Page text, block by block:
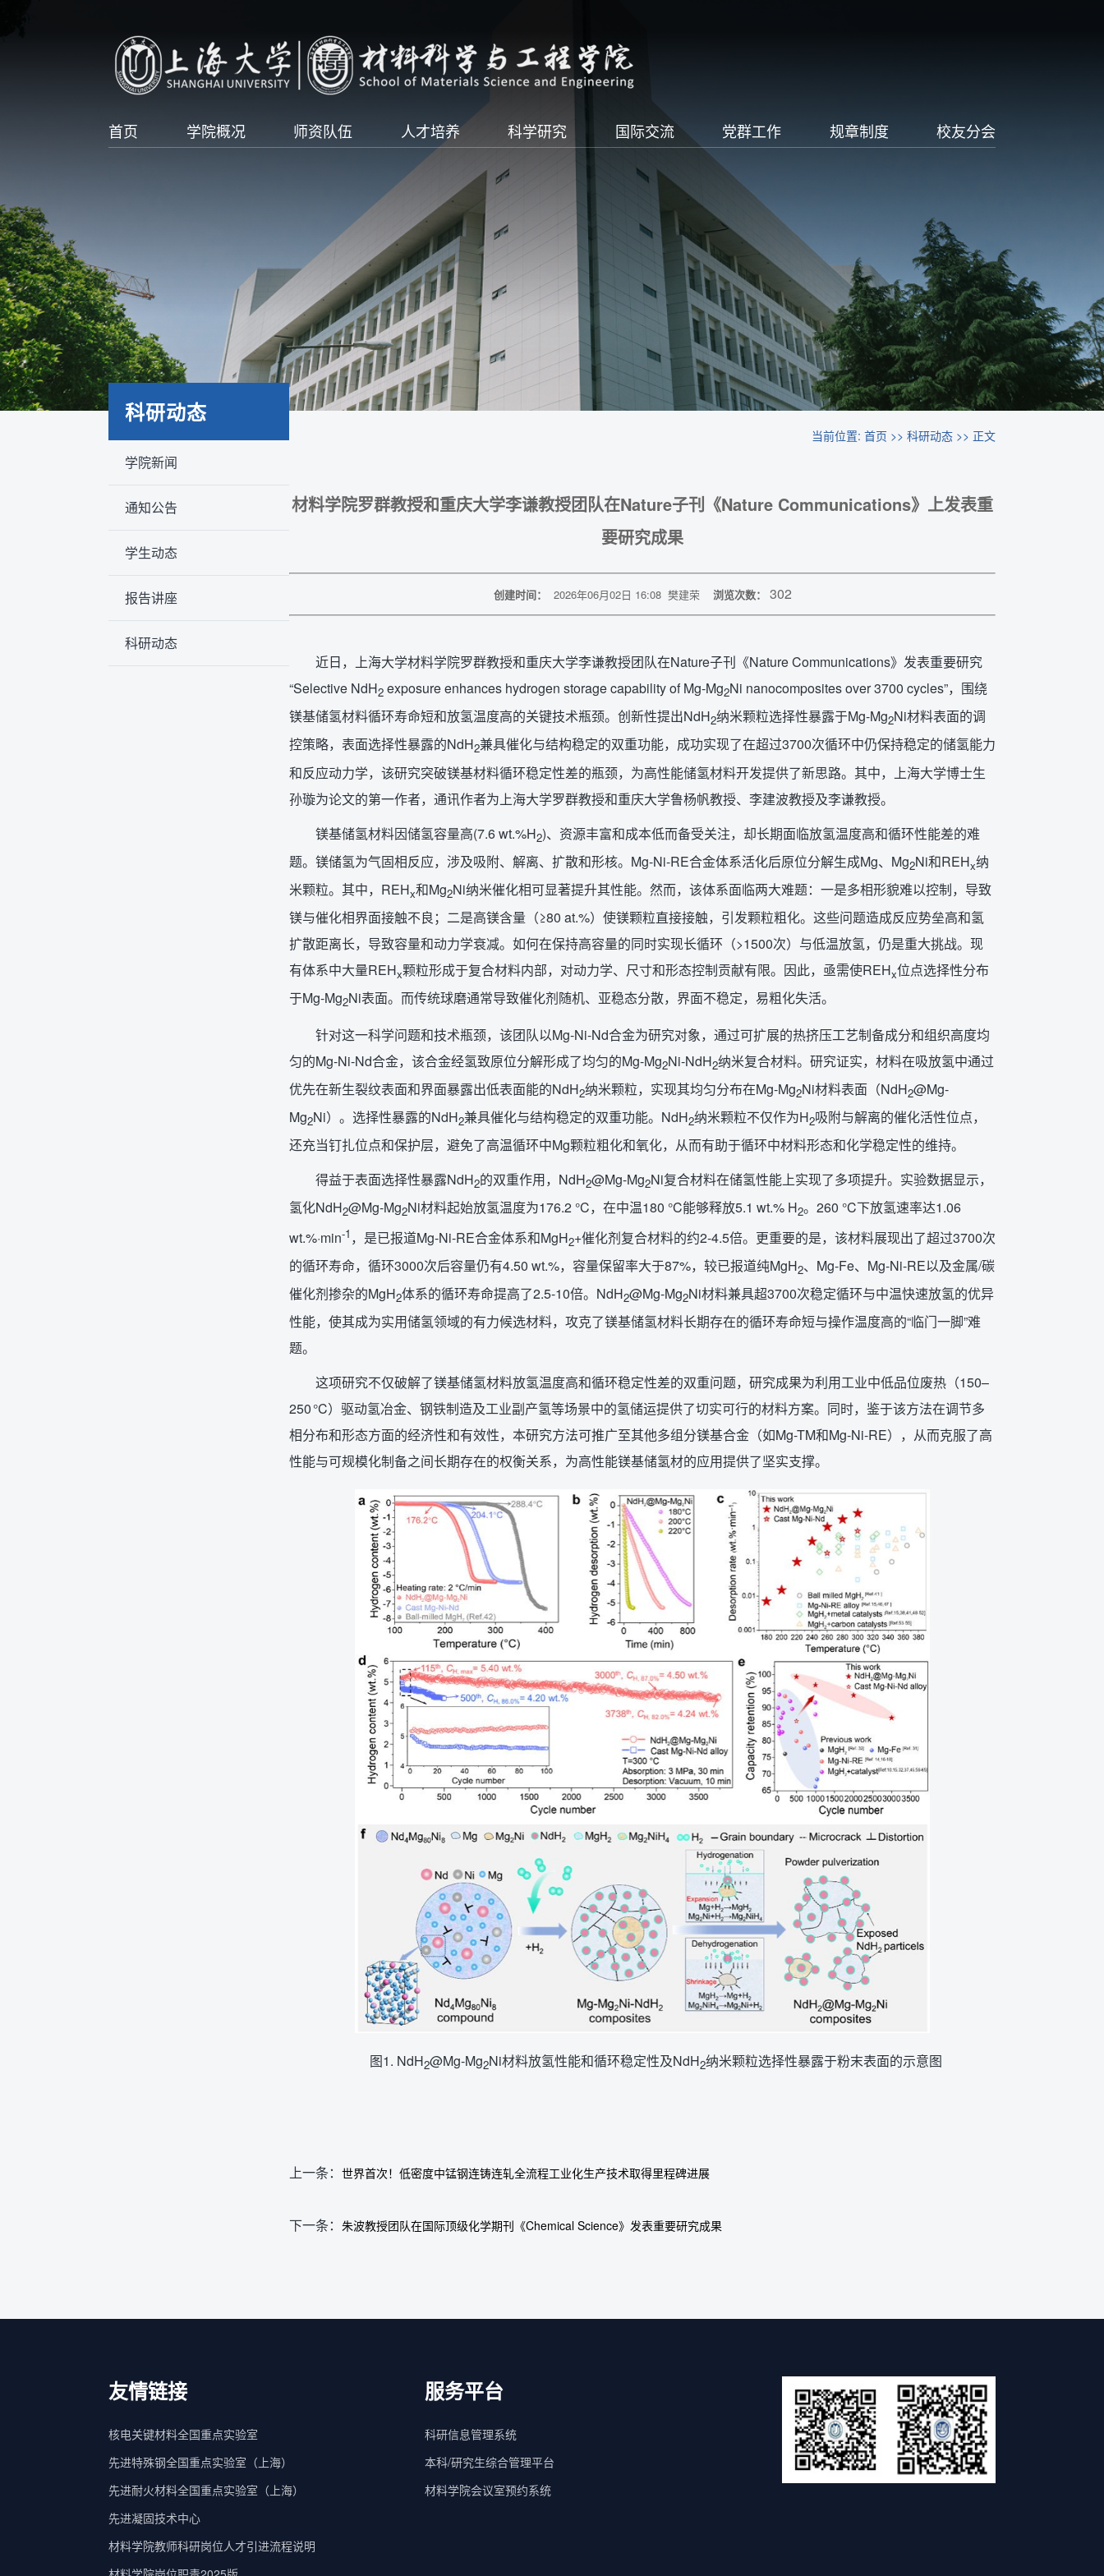
首页 学院概况 师资队伍 人才培养 科学研究 国际交流 党群工作 规章制度 校友分会
科研动态
学院新闻
通知公告
学生动态
报告讲座
科研动态
当前位置: 首页 >> 科研动态 >> 正文
材料学院罗群教授和重庆大学李谦教授团队在Nature子刊《Nature Communications》上发表重
要研究成果
创建时间： 2026年06月02日 16:08 樊建荣 浏览次数： 302
近日，上海大学材料学院罗群教授和重庆大学李谦教授团队在Nature子刊《Nature Communications》发表重要研究
“Selective NdH2 exposure enhances hydrogen storage capability of Mg-Mg2Ni nanocomposites over 3700 cycles”，围绕
镁基储氢材料循环寿命短和放氢温度高的关键技术瓶颈。创新性提出NdH2纳米颗粒选择性暴露于Mg-Mg2Ni材料表面的调
控策略，表面选择性暴露的NdH2兼具催化与结构稳定的双重功能，成功实现了在超过3700次循环中仍保持稳定的储氢能力
和反应动力学，该研究突破镁基材料循环稳定性差的瓶颈，为高性能储氢材料开发提供了新思路。其中，上海大学博士生
孙璇为论文的第一作者，通讯作者为上海大学罗群教授和重庆大学鲁杨帆教授、李建波教授及李谦教授。
镁基储氢材料因储氢容量高(7.6 wt.%H2)、资源丰富和成本低而备受关注，却长期面临放氢温度高和循环性能差的难
题。镁储氢为气固相反应，涉及吸附、解离、扩散和形核。Mg-Ni-RE合金体系活化后原位分解生成Mg、Mg2Ni和REHx纳
米颗粒。其中，REHx和Mg2Ni纳米催化相可显著提升其性能。然而，该体系面临两大难题：一是多相形貌难以控制，导致
镁与催化相界面接触不良；二是高镁含量（≥80 at.%）使镁颗粒直接接触，引发颗粒粗化。这些问题造成反应势垒高和氢
扩散距离长，导致容量和动力学衰减。如何在保持高容量的同时实现长循环（>1500次）与低温放氢，仍是重大挑战。现
有体系中大量REHx颗粒形成于复合材料内部，对动力学、尺寸和形态控制贡献有限。因此，亟需使REHx位点选择性分布
于Mg-Mg2Ni表面。而传统球磨通常导致催化剂随机、亚稳态分散，界面不稳定，易粗化失活。
针对这一科学问题和技术瓶颈，该团队以Mg-Ni-Nd合金为研究对象，通过可扩展的热挤压工艺制备成分和组织高度均
匀的Mg-Ni-Nd合金，该合金经氢致原位分解形成了均匀的Mg-Mg2Ni-NdH2纳米复合材料。研究证实，材料在吸放氢中通过
优先在新生裂纹表面和界面暴露出低表面能的NdH2纳米颗粒，实现其均匀分布在Mg-Mg2Ni材料表面（NdH2@Mg-
Mg2Ni）。选择性暴露的NdH2兼具催化与结构稳定的双重功能。NdH2纳米颗粒不仅作为H2吸附与解离的催化活性位点，
还充当钉扎位点和保护层，避免了高温循环中Mg颗粒粗化和氧化，从而有助于循环中材料形态和化学稳定性的维持。
得益于表面选择性暴露NdH2的双重作用，NdH2@Mg-Mg2Ni复合材料在储氢性能上实现了多项提升。实验数据显示，
氢化NdH2@Mg-Mg2Ni材料起始放氢温度为176.2 °C，在中温180 °C能够释放5.1 wt.% H2。260 °C下放氢速率达1.06
wt.%·min-1 ，是已报道Mg-Ni-RE合金体系和MgH2+催化剂复合材料的约2-4.5倍。更重要的是，该材料展现出了超过3700次
的循环寿命，循环3000次后容量仍有4.50 wt.%，容量保留率大于87%，较已报道纯MgH2、Mg-Fe、Mg-Ni-RE以及金属/碳
催化剂掺杂的MgH2体系的循环寿命提高了2.5-10倍。NdH2@Mg-Mg2Ni材料兼具超3700次稳定循环与中温快速放氢的优异
性能，使其成为实用储氢领域的有力候选材料，攻克了镁基储氢材料长期存在的循环寿命短与操作温度高的“临门一脚”难
题。
这项研究不仅破解了镁基储氢材料放氢温度高和循环稳定性差的双重问题，研究成果为利用工业中低品位废热（150–
250 °C）驱动氢冶金、钢铁制造及工业副产氢等场景中的氢储运提供了切实可行的材料方案。同时，鉴于该方法在调节多
相分布和形态方面的经济性和有效性，本研究方法可推广至其他多组分镁基合金（如Mg-TM和Mg-Ni-RE），从而克服了高
性能与可规模化制备之间长期存在的权衡关系，为高性能镁基储氢材的应用提供了坚实支撑。
图1. NdH2@Mg-Mg2Ni材料放氢性能和循环稳定性及NdH2纳米颗粒选择性暴露于粉末表面的示意图
上一条： 世界首次！低密度中锰钢连铸连轧全流程工业化生产技术取得里程碑进展
下一条： 朱波教授团队在国际顶级化学期刊《Chemical Science》发表重要研究成果
友情链接
核电关键材料全国重点实验室
先进特殊钢全国重点实验室（上海）
先进耐火材料全国重点实验室（上海）
先进凝固技术中心
材料学院教师科研岗位人才引进流程说明
服务平台
科研信息管理系统
本科/研究生综合管理平台
材料学院会议室预约系统